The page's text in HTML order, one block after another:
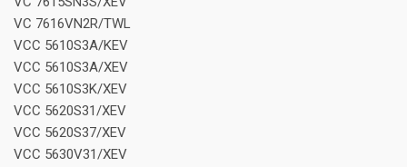
VC 7616VN2R/TWL
VCC 5610S3A/KEV
VCC 5610S3A/XEV
VCC 5610S3K/XEV
VCC 5620S31/XEV
VCC 5620S37/XEV
VCC 5630V31/XEV